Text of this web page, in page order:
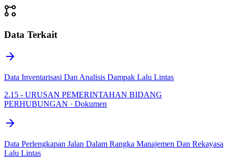
linked_services
Data Terkait
arrow_forward
Data Inventarisasi Dan Analisis Dampak Lalu Lintas
2.15 - URUSAN PEMERINTAHAN BIDANG
PERHUBUNGAN · Dokumen
arrow_forward
Data Perlengkapan Jalan Dalam Rangka Manajemen Dan Rekayasa
Lalu Lintas